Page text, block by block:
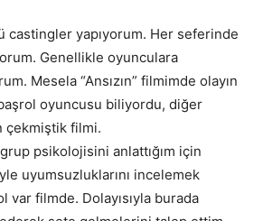
castingler yapıyorum. Her seferinde
Genellikle oyunculara
Mesela “Ansızın” filmimde olayın
oyuncusu biliyordu, diğer
çekmiştik filmi.
psikolojisini anlattığım için
uyumsuzluklarını incelemek
var filmde. Dolayısıyla burada